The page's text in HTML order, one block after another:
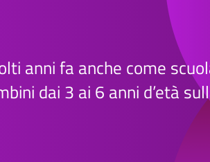
anni fa anche come
dai 3 ai 6 anni d’età